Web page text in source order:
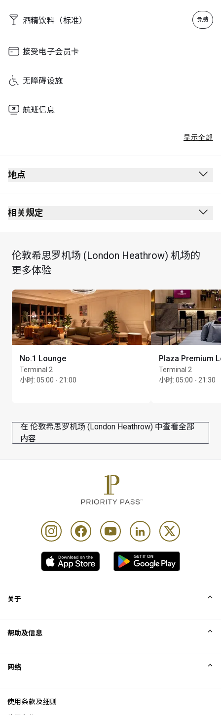
Friday 05:00 - 21:00
Sunday
酒精饮料（标准） 免费
接受电子会员卡
无障碍设施
航班信息
显示全部
地点
相关规定
香槟须另外付费，费用直接支付给贵宾室。提供贴心侍
者服务，提供各种啤酒、优质葡萄酒、高级烈酒以及全
天新鲜烹制的定制菜品。
每位持卡人最多可携同 Unlimited 位同行宾客
伦敦希思罗机场 (London Heathrow) 机场的
更多体验
No.1 Lounge
Terminal 2
小时: 05:00 - 21:00
Plaza Premium
Terminal 2
小时: 05:00 - 21:30
在 伦敦希思罗机场 (London Heathrow) 中查看全部
内容
关于
Excellence Awards
博客
帮助及信息
网络
使用条款及细则